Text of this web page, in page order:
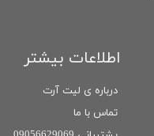
اطلاعات بیشتر
درباره ی لیت آرت
تماس با ما